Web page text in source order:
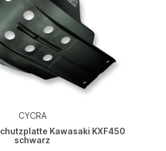
CYCRA
Kawasaki KXF450
schwarz